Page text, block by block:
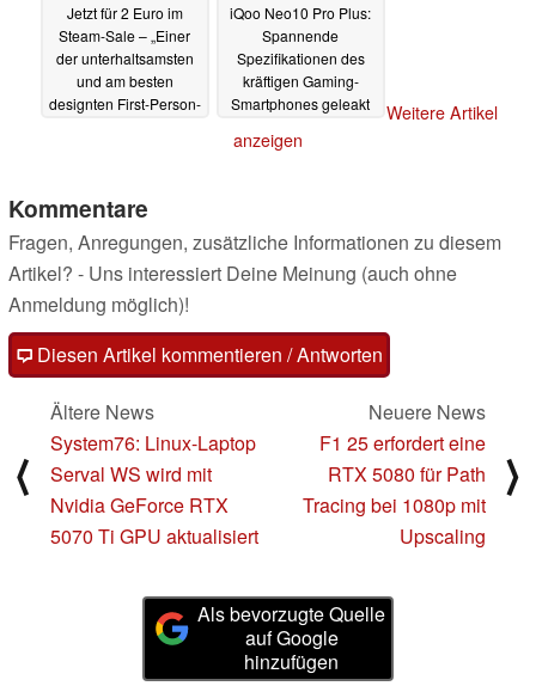
Jetzt für 2 Euro im
Steam-Sale – „Einer
der unterhaltsamsten
und am besten
designten First-Person-
iQoo Neo10 Pro Plus:
Spannende
Spezifikationen des
kräftigen Gaming-
Smartphones geleakt
Weitere Artikel
anzeigen
Kommentare
Fragen, Anregungen, zusätzliche Informationen zu diesem
Artikel? - Uns interessiert Deine Meinung (auch ohne
Anmeldung möglich)!
Diesen Artikel kommentieren / Antworten
⟨
Ältere News
System76: Linux-Laptop
Serval WS wird mit
Nvidia GeForce RTX
5070 Ti GPU aktualisiert
Neuere News
F1 25 erfordert eine
RTX 5080 für Path
Tracing bei 1080p mit
Upscaling
⟩
Als bevorzugte Quelle
auf Google
hinzufügen